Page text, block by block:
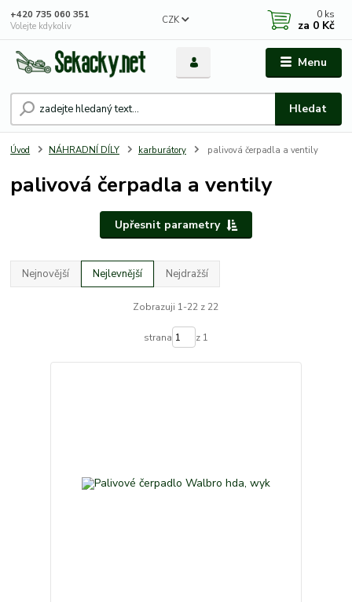
Menu
CZK
Hledat
+420 735 060 351
Volejte kdykoliv
0 ks
za 0 Kč
Úvod NÁHRADNÍ DÍLY karburátory palivová čerpadla a ventily
palivová čerpadla a ventily
Upřesnit parametry
Nejnovější Nejlevnější Nejdražší
Zobrazuji 1-22 z 22
strana z 1